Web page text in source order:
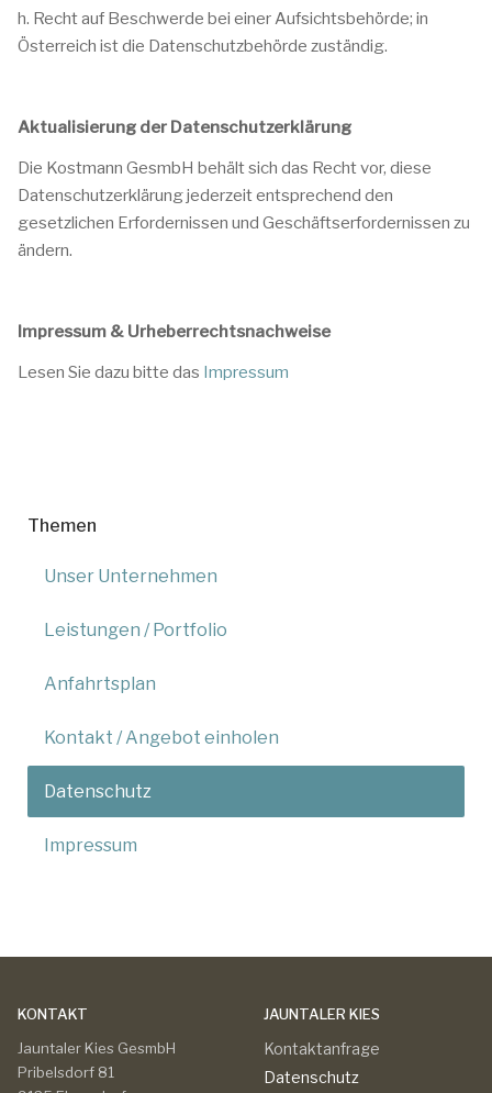
h. Recht auf Beschwerde bei einer Aufsichtsbehörde; in
Österreich ist die Datenschutzbehörde zuständig.
Aktualisierung der Datenschutzerklärung
Die Kostmann GesmbH behält sich das Recht vor, diese
Datenschutzerklärung jederzeit entsprechend den
gesetzlichen Erfordernissen und Geschäftserfordernissen zu
ändern.
Impressum & Urheberrechtsnachweise
Lesen Sie dazu bitte das Impressum
Themen
Unser Unternehmen
Leistungen / Portfolio
Anfahrtsplan
Kontakt / Angebot einholen
Datenschutz
Impressum
KONTAKT
Jauntaler Kies GesmbH
Pribelsdorf 81
JAUNTALER KIES
Kontaktanfrage
Datenschutz